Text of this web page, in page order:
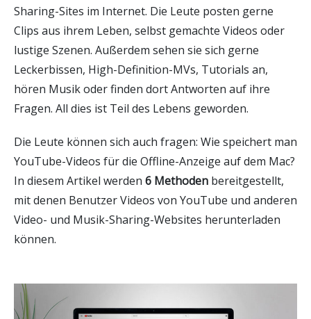
Sharing-Sites im Internet. Die Leute posten gerne
Clips aus ihrem Leben, selbst gemachte Videos oder
lustige Szenen. Außerdem sehen sie sich gerne
Leckerbissen, High-Definition-MVs, Tutorials an,
hören Musik oder finden dort Antworten auf ihre
Fragen. All dies ist Teil des Lebens geworden.
Die Leute können sich auch fragen: Wie speichert man
YouTube-Videos für die Offline-Anzeige auf dem Mac?
In diesem Artikel werden 6 Methoden bereitgestellt,
mit denen Benutzer Videos von YouTube und anderen
Video- und Musik-Sharing-Websites herunterladen
können.